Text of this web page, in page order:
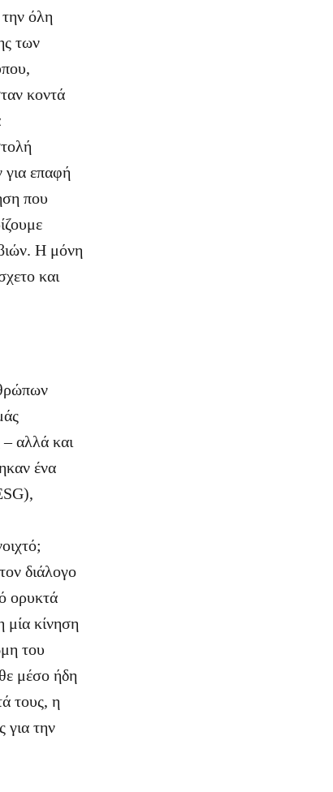
όλη
των
κοντά
για επαφή
που
Η μόνη
και
αλλά και
ένα
διάλογο
ορυκτά
μία κίνηση
του
μέσο ήδη
τους, η
για την